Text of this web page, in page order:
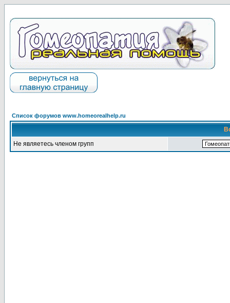
Список форумов www.homeorealhelp.ru
Не являетесь членом групп